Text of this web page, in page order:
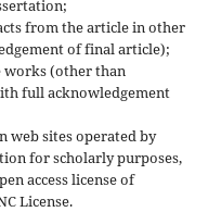
from the article in other
of final article);
(other than
full acknowledgement
web sites operated by
for scholarly purposes,
access license of
License.